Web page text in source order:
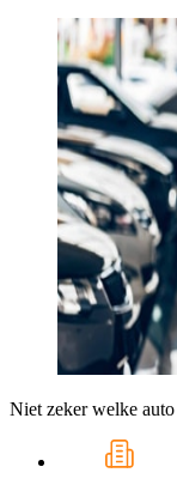
Niet zeker welke